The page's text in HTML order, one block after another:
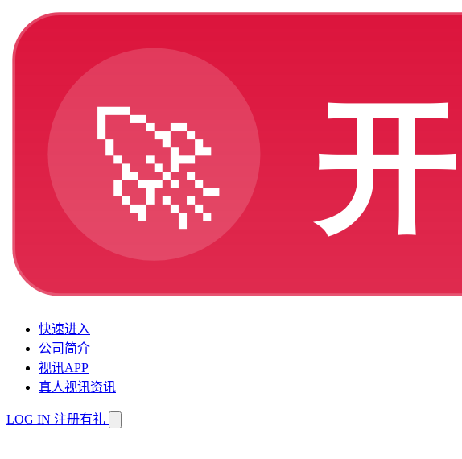
快速进入
公司简介
视讯APP
真人视讯资讯
LOG IN 注册有礼